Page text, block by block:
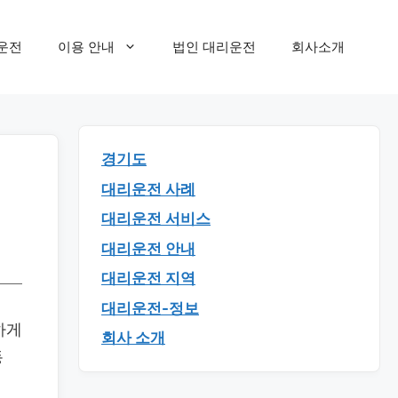
전 이용 안내 법인 대리운전 회사소개
게
경기도
대리운전 사례
대리운전 서비스
대리운전 안내
대리운전 지역
대리운전-정보
회사 소개